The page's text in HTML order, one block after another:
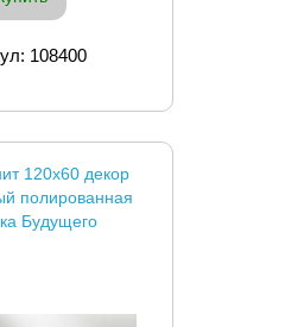
108400
120x60 декор
полированная
Будущего